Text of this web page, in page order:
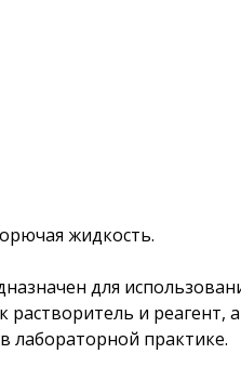
жидкость.
для
растворитель и реагент,
лабораторной практике.